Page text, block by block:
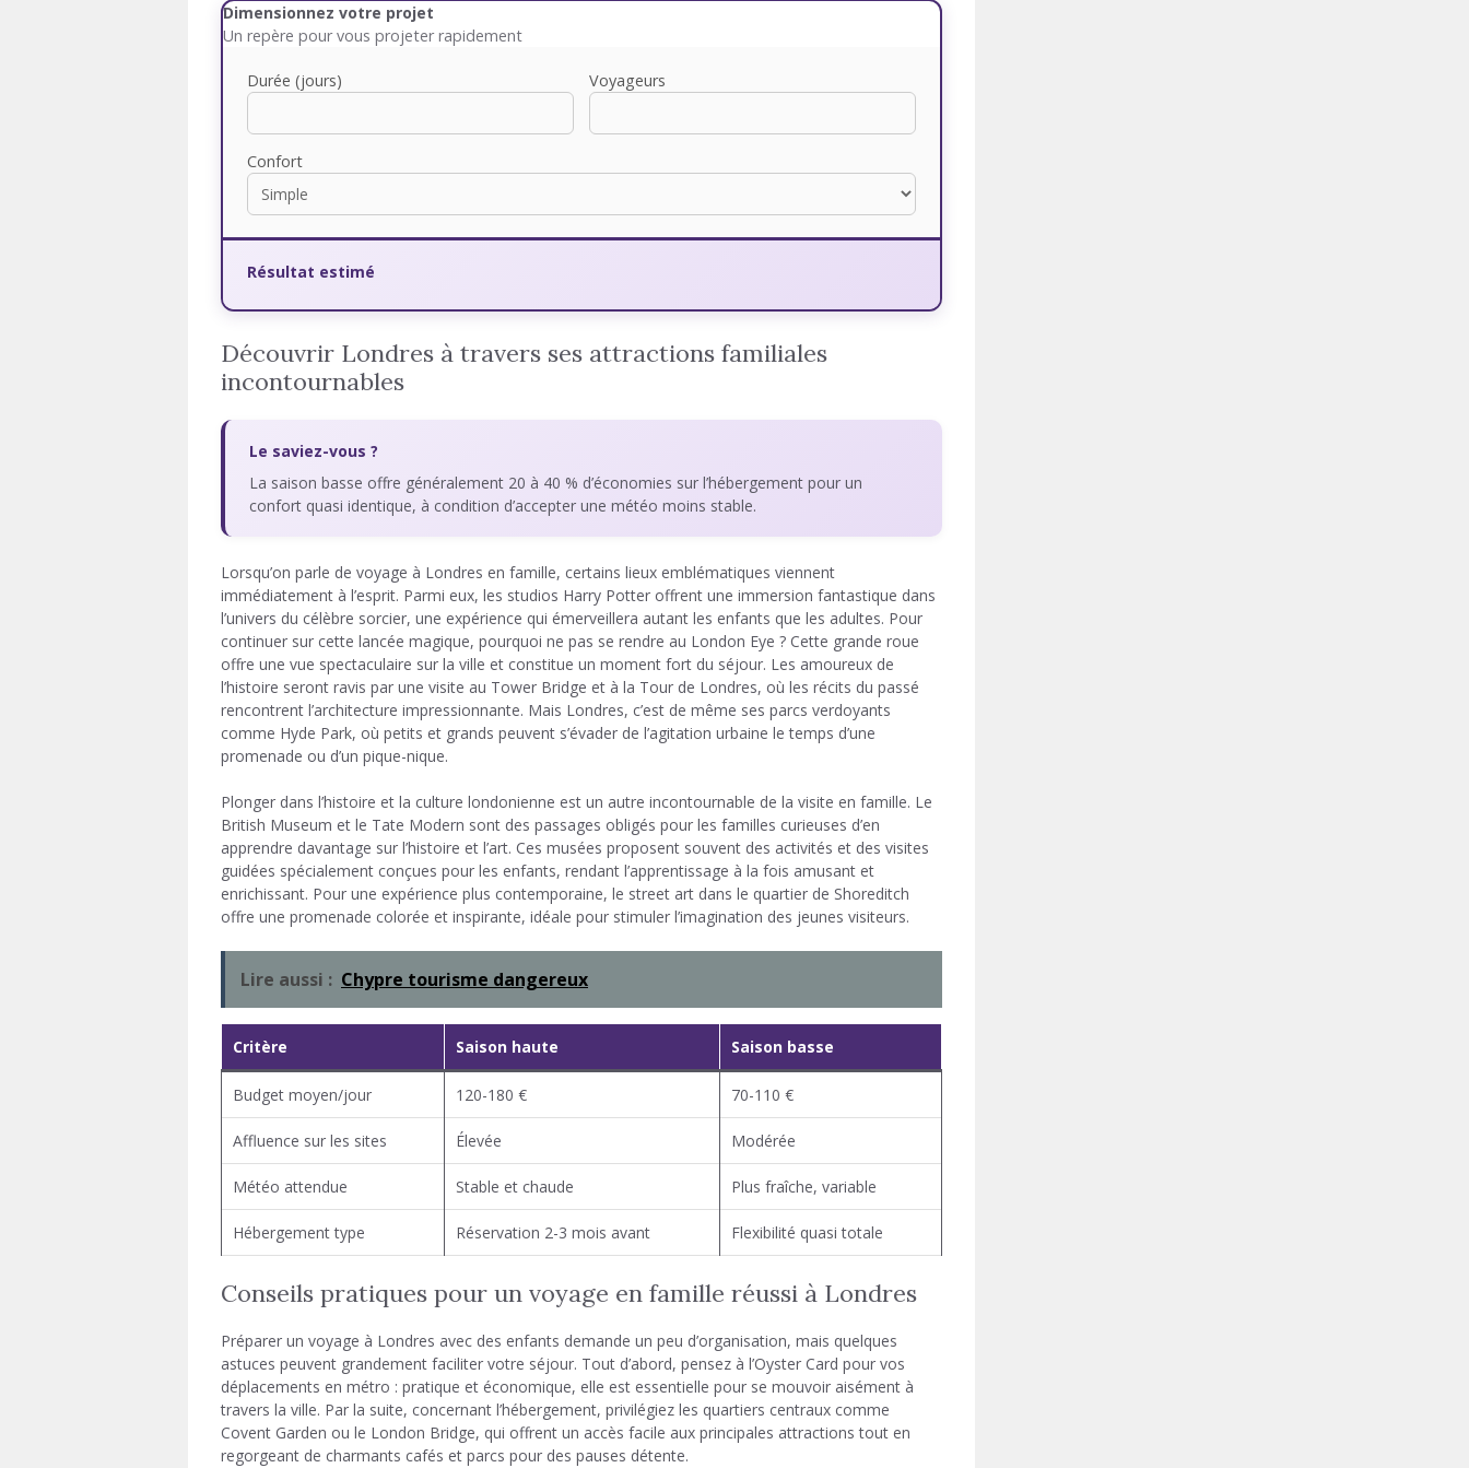
Dimensionnez votre projet
Un repère pour vous projeter rapidement
Durée (jours) Voyageurs
Confort
Résultat estimé
Découvrir Londres à travers ses attractions familiales
incontournables
Le saviez-vous ?
La saison basse offre généralement 20 à 40 % d’économies sur l’hébergement pour un
confort quasi identique, à condition d’accepter une météo moins stable.
Lorsqu’on parle de voyage à Londres en famille, certains lieux emblématiques viennent
immédiatement à l’esprit. Parmi eux, les studios Harry Potter offrent une immersion fantastique dans
l’univers du célèbre sorcier, une expérience qui émerveillera autant les enfants que les adultes. Pour
continuer sur cette lancée magique, pourquoi ne pas se rendre au London Eye ? Cette grande roue
offre une vue spectaculaire sur la ville et constitue un moment fort du séjour. Les amoureux de
l’histoire seront ravis par une visite au Tower Bridge et à la Tour de Londres, où les récits du passé
rencontrent l’architecture impressionnante. Mais Londres, c’est de même ses parcs verdoyants
comme Hyde Park, où petits et grands peuvent s’évader de l’agitation urbaine le temps d’une
promenade ou d’un pique-nique.
Plonger dans l’histoire et la culture londonienne est un autre incontournable de la visite en famille. Le
British Museum et le Tate Modern sont des passages obligés pour les familles curieuses d’en
apprendre davantage sur l’histoire et l’art. Ces musées proposent souvent des activités et des visites
guidées spécialement conçues pour les enfants, rendant l’apprentissage à la fois amusant et
enrichissant. Pour une expérience plus contemporaine, le street art dans le quartier de Shoreditch
offre une promenade colorée et inspirante, idéale pour stimuler l’imagination des jeunes visiteurs.
Lire aussi : Chypre tourisme dangereux
Critère Saison haute Saison basse
Budget moyen/jour 120-180 € 70-110 €
Affluence sur les sites Élevée Modérée
Météo attendue Stable et chaude Plus fraîche, variable
Hébergement type Réservation 2-3 mois avant Flexibilité quasi totale
Conseils pratiques pour un voyage en famille réussi à Londres
Préparer un voyage à Londres avec des enfants demande un peu d’organisation, mais quelques
astuces peuvent grandement faciliter votre séjour. Tout d’abord, pensez à l’Oyster Card pour vos
déplacements en métro : pratique et économique, elle est essentielle pour se mouvoir aisément à
travers la ville. Par la suite, concernant l’hébergement, privilégiez les quartiers centraux comme
Covent Garden ou le London Bridge, qui offrent un accès facile aux principales attractions tout en
regorgeant de charmants cafés et parcs pour des pauses détente.